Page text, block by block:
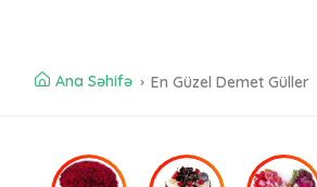
Ana Səhifə En Güzel Demet Güller